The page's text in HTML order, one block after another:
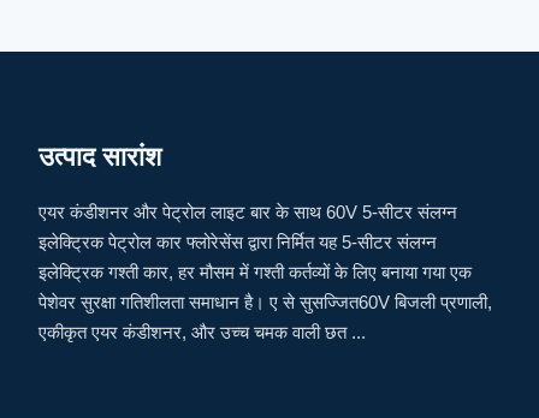
उत्पाद सारांश
एयर कंडीशनर और पेट्रोल लाइट बार के साथ 60V 5-सीटर संलग्न
इलेक्ट्रिक पेट्रोल कार फ्लोरेसेंस द्वारा निर्मित यह 5-सीटर संलग्न
इलेक्ट्रिक गश्ती कार, हर मौसम में गश्ती कर्तव्यों के लिए बनाया गया एक
पेशेवर सुरक्षा गतिशीलता समाधान है। ए से सुसज्जित60V बिजली प्रणाली,
एकीकृत एयर कंडीशनर, और उच्च चमक वाली छत ...